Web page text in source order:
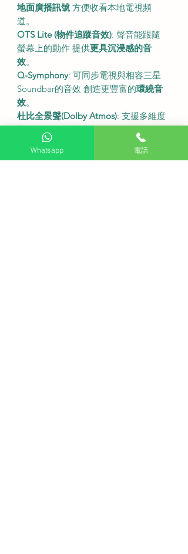
地面廣播訊號 方便收看本地電視頻
道。
OTS Lite (物件追蹤音效): 聲音能跟隨
螢幕上的動作 提供更具沉浸感的音
效。
Q-Symphony: 可同步電視與相容三星
Soundbar的音效 創造更豐富的環繞音
效。
杜比全景聲(Dolby Atmos): 支援多維度
音效 提供身歷其境的聽覺體驗。
尺吋及規格
Whatsapp 電話